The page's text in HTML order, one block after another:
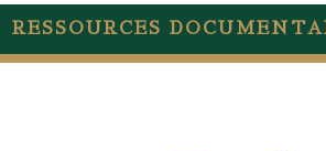
RESSOURCES